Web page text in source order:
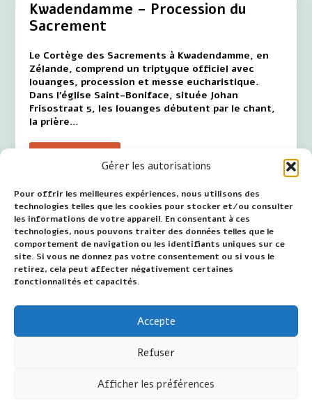
Gérer les autorisations
Pour offrir les meilleures expériences, nous utilisons des
technologies telles que les cookies pour stocker et/ou consulter
les informations de votre appareil. En consentant à ces
technologies, nous pouvons traiter des données telles que le
comportement de navigation ou les identifiants uniques sur ce
site. Si vous ne donnez pas votre consentement ou si vous le
retirez, cela peut affecter négativement certaines
fonctionnalités et capacités.
Accepte
Refuser
Afficher les préférences
Kwadendamme – Procession du
Sacrement
Le Cortège des Sacrements à Kwadendamme, en
Zélande, comprend un triptyque officiel avec
louanges, procession et messe eucharistique.
Dans l'église Saint-Boniface, située Johan
Frisostraat 5, les louanges débutent par le chant,
la prière…
lire la suite
Zegge – Processie
Pour clôturer le mois de mai, une procession a lieu
le dernier jour du mois marial. Le 31 mai, les
pèlerins se rassembleront à l'église de